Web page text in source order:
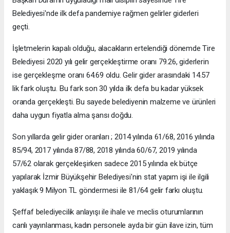
Belediyesi'nde ilk defa pandemiye rağmen gelirler giderleri
geçti.
İşletmelerin kapalı olduğu, alacakların ertelendiği dönemde Tire
Belediyesi 2020 yılı gelir gerçekleştirme oranı 79.26, giderlerin
ise gerçekleşme oranı 64.69 oldu. Gelir gider arasındaki 14.57
lik fark oluştu. Bu fark son 30 yılda ilk defa bu kadar yüksek
oranda gerçekleşti. Bu sayede belediyenin malzeme ve ürünleri
daha uygun fiyatla alma şansı doğdu.
Son yıllarda gelir gider oranları ; 2014 yılında 61/68, 2016 yılında
85/94, 2017 yılında 87/88, 2018 yılında 60/67, 2019 yılında
57/62 olarak gerçekleşirken sadece 2015 yılında ek bütçe
yapılarak İzmir Büyükşehir Belediyesi'nin stat yapım işi ile ilgili
yaklaşık 9 Milyon TL göndermesi ile 81/64 gelir farkı oluştu.
Şeffaf belediyecilik anlayışı ile ihale ve meclis oturumlarının
canlı yayınlanması, kadın personele ayda bir gün ilave izin, tüm